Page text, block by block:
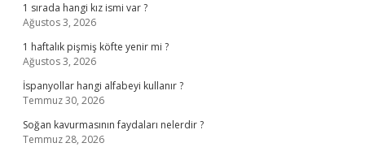
1 sırada hangi kız ismi var ?
Ağustos 3, 2026
1 haftalık pişmiş köfte yenir mi ?
Ağustos 3, 2026
İspanyollar hangi alfabeyi kullanır ?
Temmuz 30, 2026
Soğan kavurmasının faydaları nelerdir ?
Temmuz 28, 2026